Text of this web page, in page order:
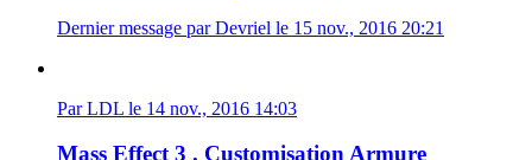
Dernier message par Devriel le 15 nov., 2016 20:21
Par LDL le 14 nov., 2016 14:03
Mass Effect 3 . Customisation Armure